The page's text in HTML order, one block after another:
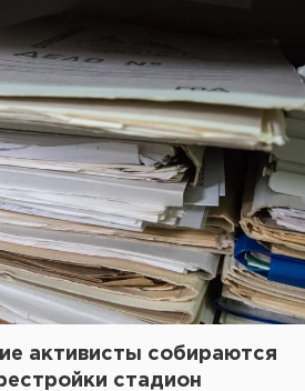
активисты собираются
стадион